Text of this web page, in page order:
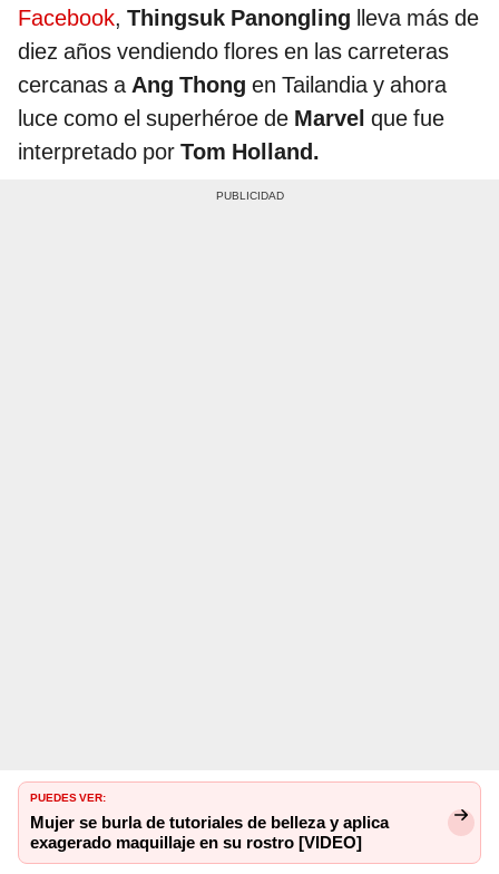
Facebook, Thingsuk Panongling lleva más de
diez años vendiendo flores en las carreteras
cercanas aAng Thong en Tailandia y ahora
luce como el superhéroe de Marvel que fue
interpretado por Tom Holland.
PUEDES VER:
Mujer se burla de tutoriales de belleza y aplica
exagerado maquillaje en su rostro [VIDEO]